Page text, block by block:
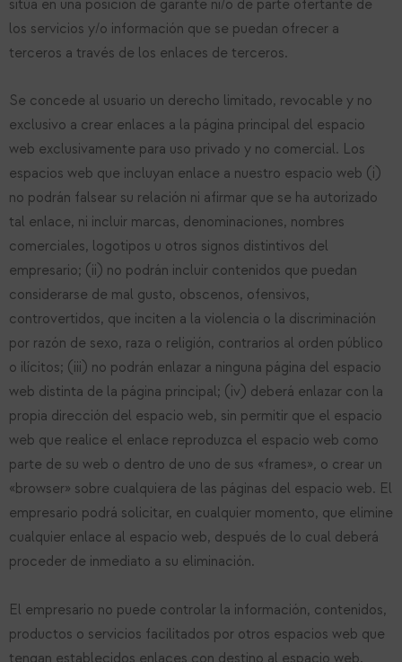
sitúa en una posición de garante ni/o de parte ofertante de
los servicios y/o información que se puedan ofrecer a
terceros a través de los enlaces de terceros.
Se concede al usuario un derecho limitado, revocable y no
exclusivo a crear enlaces a la página principal del espacio
web exclusivamente para uso privado y no comercial. Los
espacios web que incluyan enlace a nuestro espacio web (i)
no podrán falsear su relación ni afirmar que se ha autorizado
tal enlace, ni incluir marcas, denominaciones, nombres
comerciales, logotipos u otros signos distintivos del
empresario; (ii) no podrán incluir contenidos que puedan
considerarse de mal gusto, obscenos, ofensivos,
controvertidos, que inciten a la violencia o la discriminación
por razón de sexo, raza o religión, contrarios al orden público
o ilícitos; (iii) no podrán enlazar a ninguna página del espacio
web distinta de la página principal; (iv) deberá enlazar con la
propia dirección del espacio web, sin permitir que el espacio
web que realice el enlace reproduzca el espacio web como
parte de su web o dentro de uno de sus «frames», o crear un
«browser» sobre cualquiera de las páginas del espacio web. El
empresario podrá solicitar, en cualquier momento, que elimine
cualquier enlace al espacio web, después de lo cual deberá
proceder de inmediato a su eliminación.
El empresario no puede controlar la información, contenidos,
productos o servicios facilitados por otros espacios web que